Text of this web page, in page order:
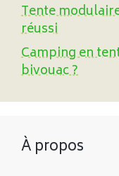
Tente
réussi
Camping en
bivouac ?
À propos